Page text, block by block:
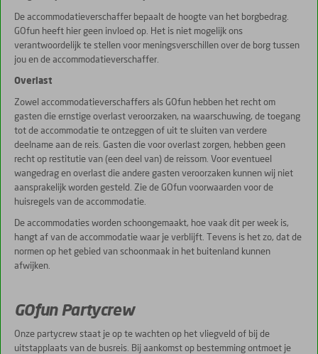
De accommodatieverschaffer bepaalt de hoogte van het borgbedrag.
GOfun heeft hier geen invloed op. Het is niet mogelijk ons
verantwoordelijk te stellen voor meningsverschillen over de borg tussen
jou en de accommodatieverschaffer.
Overlast
Zowel accommodatieverschaffers als GOfun hebben het recht om
gasten die ernstige overlast veroorzaken, na waarschuwing, de toegang
tot de accommodatie te ontzeggen of uit te sluiten van verdere
deelname aan de reis. Gasten die voor overlast zorgen, hebben geen
recht op restitutie van (een deel van) de reissom. Voor eventueel
wangedrag en overlast die andere gasten veroorzaken kunnen wij niet
aansprakelijk worden gesteld. Zie de GOfun voorwaarden voor de
huisregels van de accommodatie.
De accommodaties worden schoongemaakt, hoe vaak dit per week is,
hangt af van de accommodatie waar je verblijft. Tevens is het zo, dat de
normen op het gebied van schoonmaak in het buitenland kunnen
afwijken.
GOfun Partycrew
Onze partycrew staat je op te wachten op het vliegveld of bij de
uitstapplaats van de busreis. Bij aankomst op bestemming ontmoet je